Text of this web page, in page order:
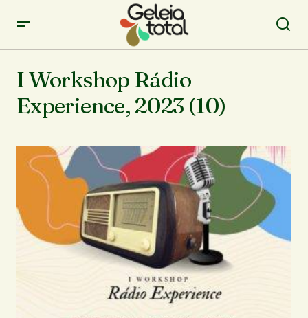
I Workshop Rádio
Experience, 2023 (10)